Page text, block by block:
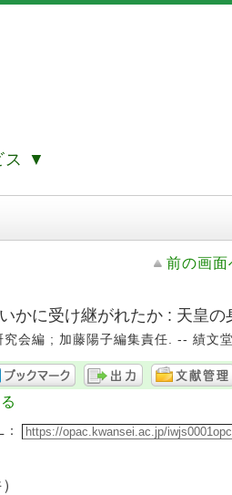
ス ▼
前の画面
かに受け継がれたか : 天皇の
究会編 ; 加藤陽子編集責任. -- 績文